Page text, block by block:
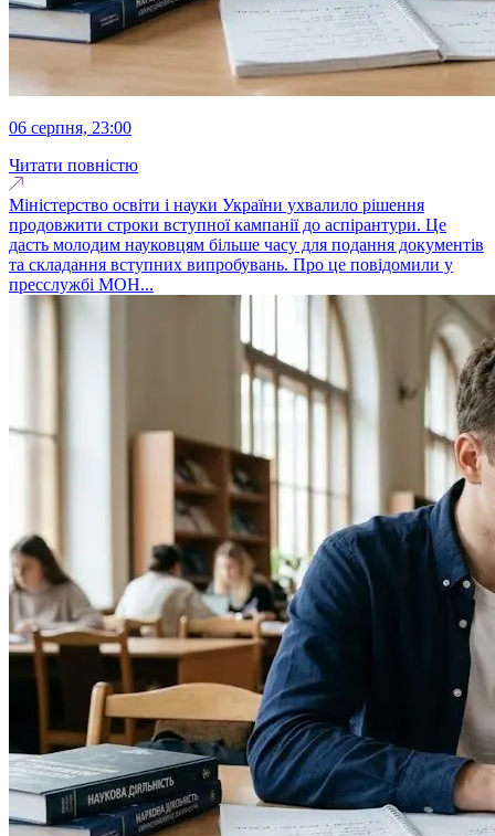
06 серпня, 23:00
Читати повністю
Міністерство освіти і науки України ухвалило рішення
продовжити строки вступної кампанії до аспірантури. Це
дасть молодим науковцям більше часу для подання документів
та складання вступних випробувань. Про це повідомили у
пресслужбі МОН...